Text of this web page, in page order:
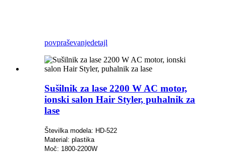
povpraševanjedetajl
Sušilnik za lase 2200 W AC motor,
ionski salon Hair Styler, puhalnik za
lase
Številka modela: HD-522
Material: plastika
Moč: 1800-2200W